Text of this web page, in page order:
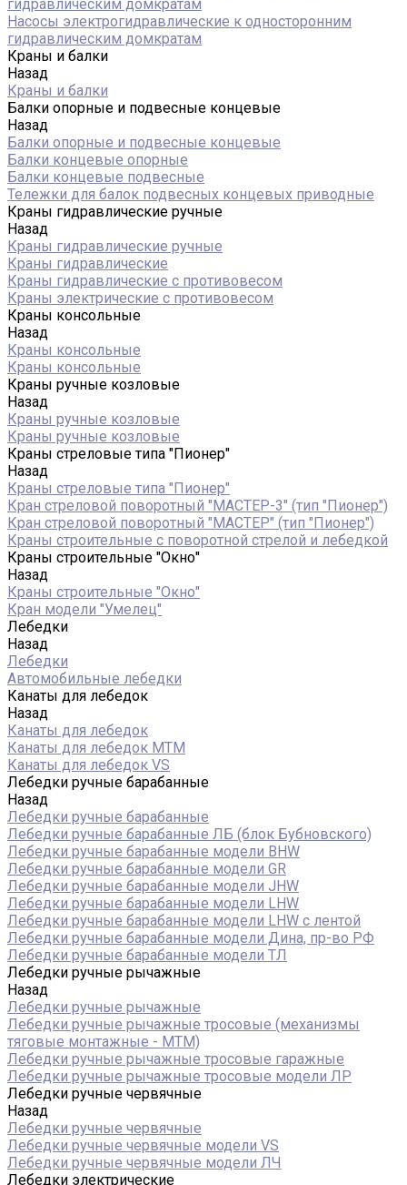
гидравлическим домкратам
Насосы электрогидравлические к односторонним
гидравлическим домкратам
Краны и балки
Назад
Краны и балки
Балки опорные и подвесные концевые
Назад
Балки опорные и подвесные концевые
Балки концевые опорные
Балки концевые подвесные
Тележки для балок подвесных концевых приводные
Краны гидравлические ручные
Назад
Краны гидравлические ручные
Краны гидравлические
Краны гидравлические с противовесом
Краны электрические с противовесом
Краны консольные
Назад
Краны консольные
Краны консольные
Краны ручные козловые
Назад
Краны ручные козловые
Краны ручные козловые
Краны стреловые типа "Пионер"
Назад
Краны стреловые типа "Пионер"
Кран стреловой поворотный "МАСТЕР-3" (тип "Пионер")
Кран стреловой поворотный "МАСТЕР" (тип "Пионер")
Краны строительные с поворотной стрелой и лебедкой
Краны строительные "Окно"
Назад
Краны строительные "Окно"
Кран модели "Умелец"
Лебедки
Назад
Лебедки
Автомобильные лебедки
Канаты для лебедок
Назад
Канаты для лебедок
Канаты для лебедок MTM
Канаты для лебедок VS
Лебедки ручные барабанные
Назад
Лебедки ручные барабанные
Лебедки ручные барабанные ЛБ (блок Бубновского)
Лебедки ручные барабанные модели BHW
Лебедки ручные барабанные модели GR
Лебедки ручные барабанные модели JHW
Лебедки ручные барабанные модели LHW
Лебедки ручные барабанные модели LHW c лентой
Лебедки ручные барабанные модели Дина, пр-во РФ
Лебедки ручные барабанные модели ТЛ
Лебедки ручные рычажные
Назад
Лебедки ручные рычажные
Лебедки ручные рычажные тросовые (механизмы
тяговые монтажные - МТМ)
Лебедки ручные рычажные тросовые гаражные
Лебедки ручные рычажные тросовые модели ЛР
Лебедки ручные червячные
Назад
Лебедки ручные червячные
Лебедки ручные червячные модели VS
Лебедки ручные червячные модели ЛЧ
Лебедки электрические